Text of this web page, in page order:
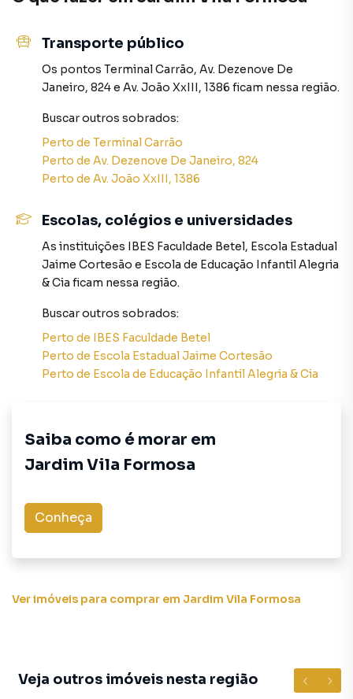
Na Rocha Marqueze Imóveis você consegue vender ou
tradicionais. Já vendemos e locamos diversos imóveis em
São Paulo, especialmente em Jardim Vila Formosa. Isso
porque temos uma equipe de marketing digital focada em
aumenta muito o número de contatos interessados e
tendo como consequência uma maior chance de vender ou
alugar seu imóvel mais rápido. Contamos também com um
central de atendimento preparada para atender
Transporte público
Os pontos Terminal Carrão, Av. Dezenove De
Janeiro, 824e Av. João XxIII, 1386 ficam nessa região.
Buscar outros sobrados:
Perto de Terminal Carrão
Perto de Av. Dezenove De Janeiro, 824
Perto de Av. João XxIII, 1386
Escolas, colégios e universidades
As instituições IBES Faculdade Betel, Escola Estadual
Jaime Cortesão e Escola de Educação Infantil Alegria
& Cia ficam nessa região.
Buscar outros sobrados:
Perto de IBES Faculdade Betel
Perto de Escola Estadual Jaime Cortesão
Perto de Escola de Educação Infantil Alegria & Cia
Saiba como é morar em
Jardim Vila Formosa
Conheça
Ver imóveis para comprar em Jardim Vila Formosa
Veja outros imóveis nesta região